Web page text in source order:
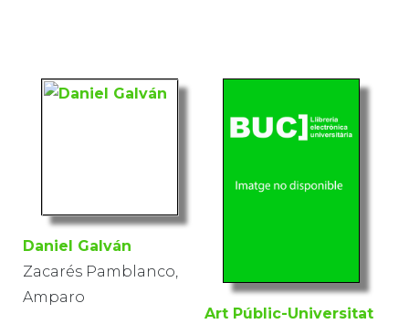
Daniel Galván
Zacarés Pamblanco,
Amparo
Art Públic-Universitat